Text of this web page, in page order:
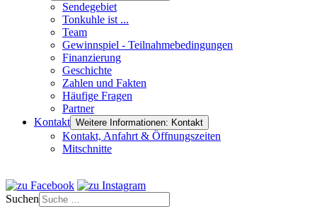
Sendegebiet
Tonkuhle ist ...
Team
Gewinnspiel - Teilnahmebedingungen
Finanzierung
Geschichte
Zahlen und Fakten
Häufige Fragen
Partner
Kontakt Weitere Informationen: Kontakt
Kontakt, Anfahrt & Öffnungszeiten
Mitschnitte
Suchen